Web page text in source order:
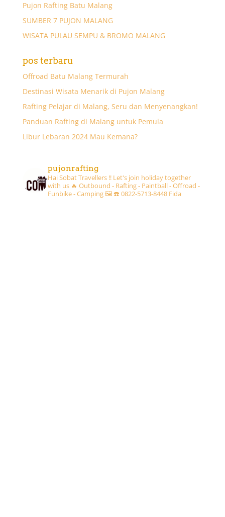
Pujon Rafting Batu Malang
SUMBER 7 PUJON MALANG
WISATA PULAU SEMPU & BROMO MALANG
pos terbaru
Offroad Batu Malang Termurah
Destinasi Wisata Menarik di Pujon Malang
Rafting Pelajar di Malang, Seru dan Menyenangkan!
Panduan Rafting di Malang untuk Pemula
Libur Lebaran 2024 Mau Kemana?
pujonrafting
Hai Sobat Travellers !! Let's join holiday together
with us 🔥 Outbound - Rafting - Paintball - Offroad -
Funbike - Camping 🖼☎️ 0822-5713-8448 Fida